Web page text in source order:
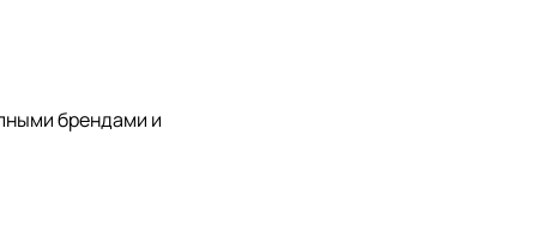
брендами и